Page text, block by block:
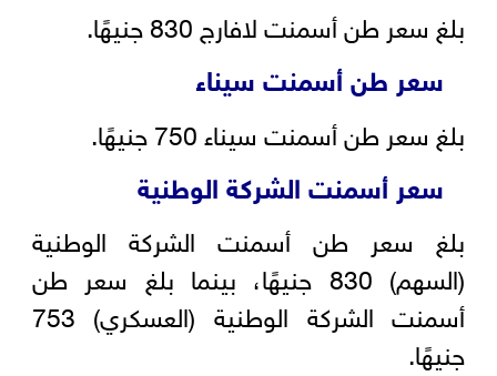
بلغ سعر طن أسمنت لافارج 830 جنيهًا.
سعر طن أسمنت سيناء
بلغ سعر طن أسمنت سيناء 750 جنيهًا.
سعر أسمنت الشركة الوطنية
بلغ سعر طن أسمنت الشركة الوطنية
(السهم) 830 جنيهًا، بينما بلغ سعر طن
أسمنت الشركة الوطنية (العسكري) 753
جنيهًا.